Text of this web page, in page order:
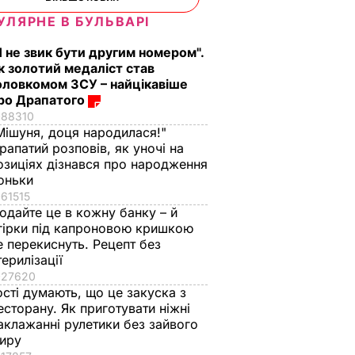
В БУЛЬВАРІ
не звик бути другим номером".
золотий медаліст став
ЗСУ – найцікавіше
Драпатого
88310
доця народилася!"
розповів, як уночі на
дізнався про народження
61515
це в кожну банку – й
під капроновою кришкою
перекиснуть. Рецепт без
27620
думають, що це закуска з
Як приготувати ніжні
рулетики без зайвого